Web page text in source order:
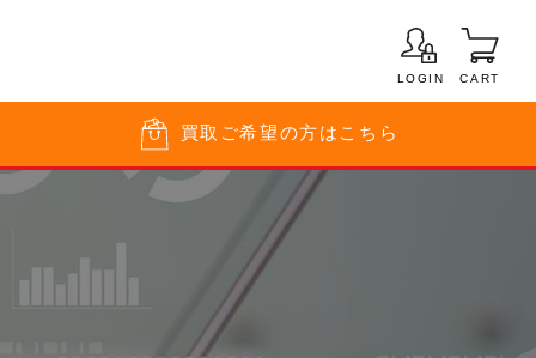
LOGIN CART
買取 ご希望の方はこちら